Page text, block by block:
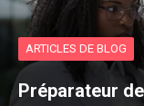
ARTICLES DE BLOG
Préparateur